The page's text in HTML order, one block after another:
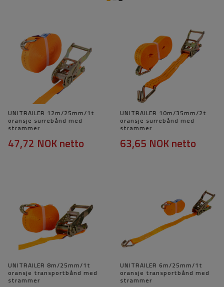
UNITRAILER 12m/25mm/1t
oransje surrebånd med
strammer
47,72 NOKnetto
UNITRAILER 10m/35mm/2t
oransje surrebånd med
strammer
63,65 NOKnetto
UNITRAILER 8m/25mm/1t
oransje transportbånd med
strammer
UNITRAILER 6m/25mm/1t
oransje transportbånd med
strammer